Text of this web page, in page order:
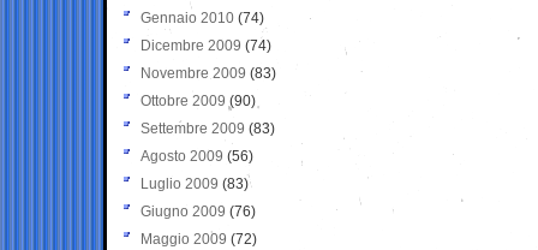
Gennaio 2010 (74)
Dicembre 2009 (74)
Novembre 2009 (83)
Ottobre 2009 (90)
Settembre 2009 (83)
Agosto 2009 (56)
Luglio 2009 (83)
Giugno 2009 (76)
Maggio 2009 (72)